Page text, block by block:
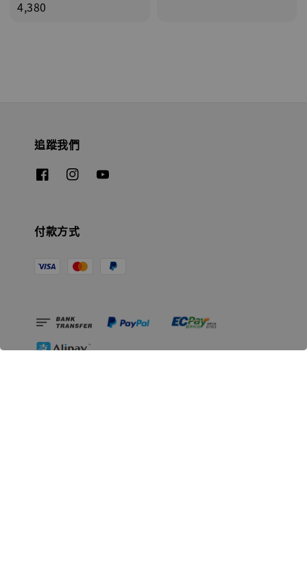
price
4,380
追蹤我們
付款方式